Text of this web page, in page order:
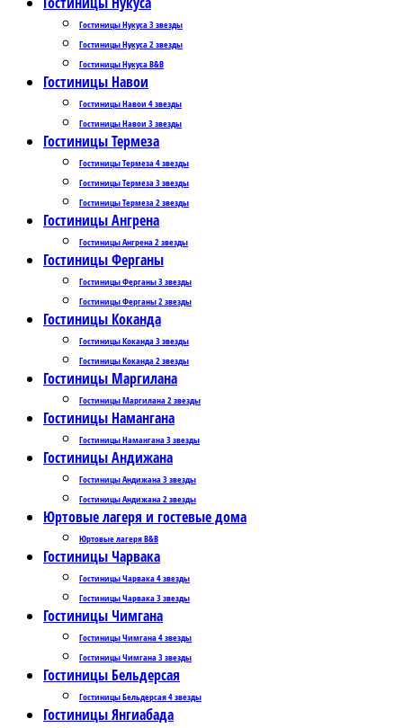
Гостиницы Нукуса 3 звезды
Гостиницы Нукуса 2 звезды
Гостиницы Нукуса B&B
Гостиницы Навои
Гостиницы Навои 4 звезды
Гостиницы Навои 3 звезды
Гостиницы Термеза
Гостиницы Термеза 4 звезды
Гостиницы Термеза 3 звезды
Гостиницы Термеза 2 звезды
Гостиницы Ангрена
Гостиницы Ангрена 2 звезды
Гостиницы Ферганы
Гостиницы Ферганы 3 звезды
Гостиницы Ферганы 2 звезды
Гостиницы Коканда
Гостиницы Коканда 3 звезды
Гостиницы Коканда 2 звезды
Гостиницы Маргилана
Гостиницы Маргилана 2 звезды
Гостиницы Намангана
Гостиницы Намангана 3 звезды
Гостиницы Андижана
Гостиницы Андижана 3 звезды
Гостиницы Андижана 2 звезды
Юртовые лагеря и гостевые дома
Юртовые лагеря B&B
Гостиницы Чарвака
Гостиницы Чарвака 4 звезды
Гостиницы Чарвака 3 звезды
Гостиницы Чимгана
Гостиницы Чимгана 4 звезды
Гостиницы Чимгана 3 звезды
Гостиницы Бельдерсая
Гостиницы Бельдерсая 4 звезды
Гостиницы Янгиабада